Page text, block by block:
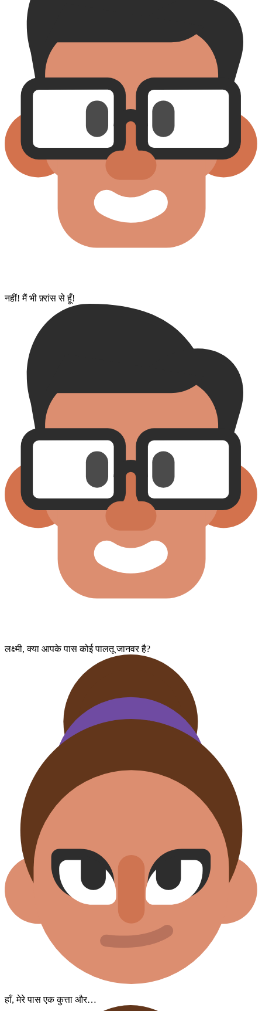
नहीं! मैं भी फ़्रांस से हूँ!
लक्ष्मी, क्या आपके पास कोई पालतू जानवर है?
हाँ, मेरे पास एक कुत्ता और…